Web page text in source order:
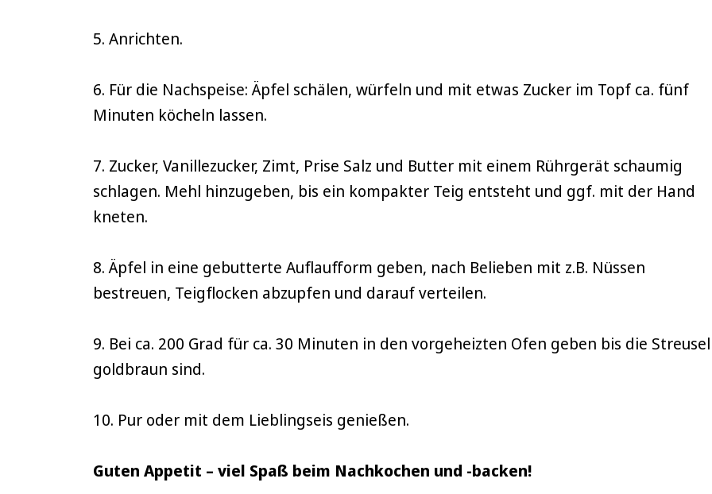
5. Anrichten.
6. Für die Nachspeise: Äpfel schälen, würfeln und mit etwas Zucker im Topf ca. fünf
Minuten köcheln lassen.
7. Zucker, Vanillezucker, Zimt, Prise Salz und Butter mit einem Rührgerät schaumig
schlagen. Mehl hinzugeben, bis ein kompakter Teig entsteht und ggf. mit der Hand
kneten.
8. Äpfel in eine gebutterte Auflaufform geben, nach Belieben mit z.B. Nüssen
bestreuen, Teigflocken abzupfen und darauf verteilen.
9. Bei ca. 200 Grad für ca. 30 Minuten in den vorgeheizten Ofen geben bis die Streusel
goldbraun sind.
10. Pur oder mit dem Lieblingseis genießen.
Guten Appetit – viel Spaß beim Nachkochen und -backen!